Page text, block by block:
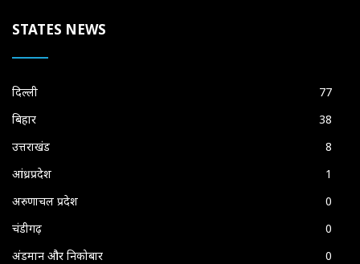
STATES NEWS
दिल्ली
77
बिहार
38
उत्तराखंड
8
आंध्रप्रदेश
1
अरुणाचल प्रदेश
0
चंडीगढ़
0
अंडमान और निकोबार
0